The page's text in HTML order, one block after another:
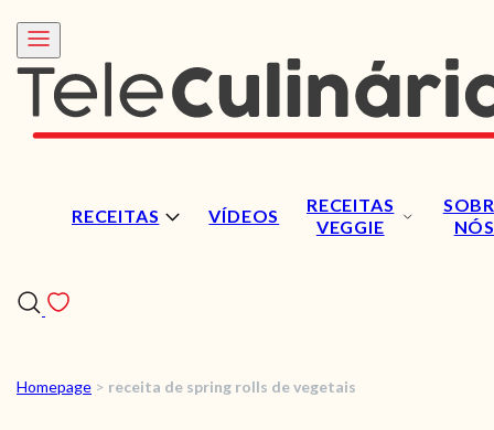
RECEITAS VÍDEOS
RECEITAS
VEGGIE
NÓS
RECEITAS
Homepage > receita de spring rolls de vegetais